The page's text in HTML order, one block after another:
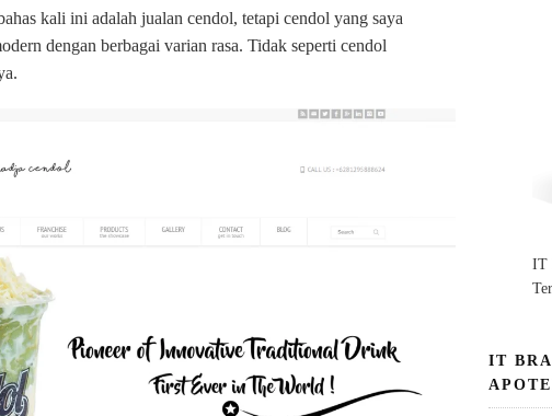
kali ini adalah jualan cendol, tetapi cendol yang saya
dengan berbagai varian rasa. Tidak seperti cendol
IT
IT